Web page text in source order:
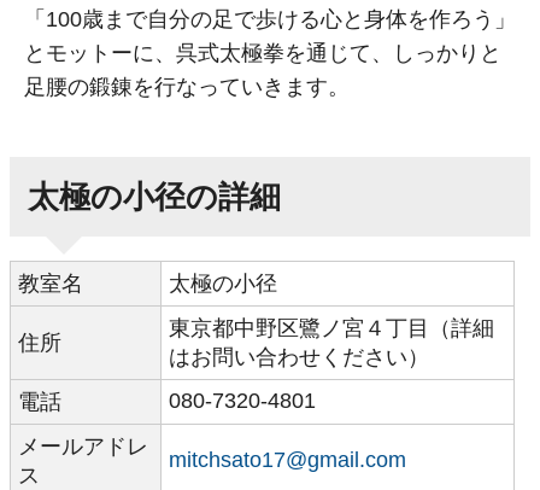
「100歳まで自分の足で歩ける心と身体を作ろう」
とモットーに、呉式太極拳を通じて、しっかりと
足腰の鍛錬を行なっていきます。
太極の小径の詳細
教室名 太極の小径
住所
東京都中野区鷺ノ宮４丁目（詳細
はお問い合わせください）
電話
080-7320-4801
メールアドレ
ス
mitchsato17@gmail.com